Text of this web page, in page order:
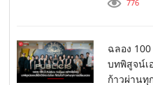
776
ฉลอง
บทพิสูจน์เ
ก้าวผ่านทุ